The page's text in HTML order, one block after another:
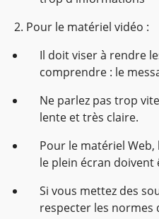
2. Pour le matériel vidéo :
Il doit viser à rendre
comprendre : le
Ne parlez pas trop
lente et très claire.
Pour le matériel
le plein écran
Si vous mettez des
respecter les